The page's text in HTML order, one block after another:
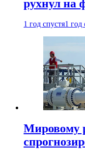
рухнул на
1 год спустя1 год
Мировому